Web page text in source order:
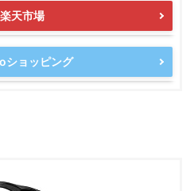
楽天市場
ショッピング